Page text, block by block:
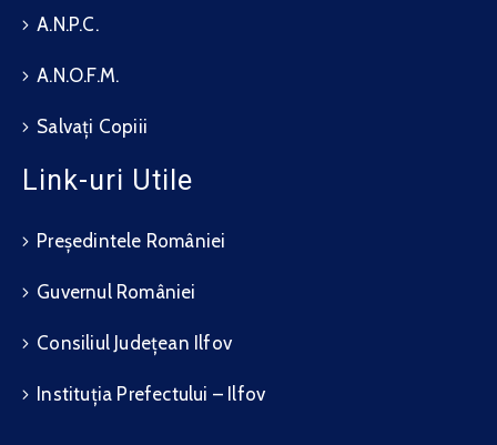
A.N.P.C.
A.N.O.F.M.
Salvați Copiii
Link-uri Utile
Președintele României
Guvernul României
Consiliul Județean Ilfov
Instituția Prefectului – Ilfov